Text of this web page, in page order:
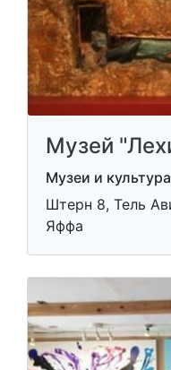
Музей
Музеи и культура
Штерн 8, Тель
Яффа